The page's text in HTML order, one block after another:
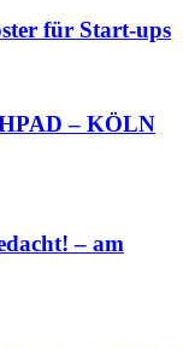
für Start-ups
– KÖLN
– am